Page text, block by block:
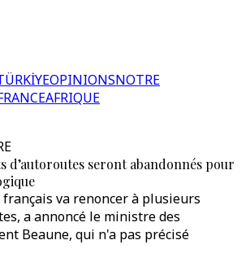
OPINIONSNOTRE
AFRIQUE
d’autoroutes seront abandonnés pour
va renoncer à plusieurs
a annoncé le ministre des
Beaune, qui n'a pas précisé